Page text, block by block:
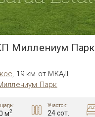
Миллениум Парк
19 км от МКАД
Парк
м2
Участок:
24 сот.